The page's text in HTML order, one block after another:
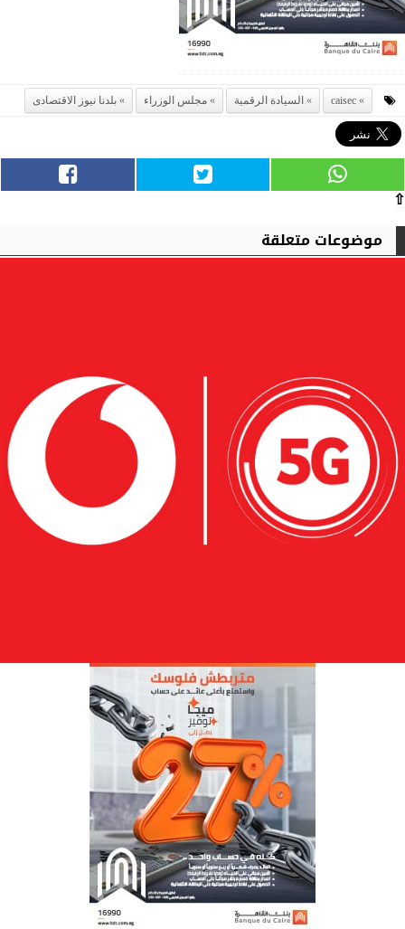
caisec السيادة الرقمية مجلس الوزراء بلدنا نيوز الاقتصادى
⇧
موضوعات متعلقة